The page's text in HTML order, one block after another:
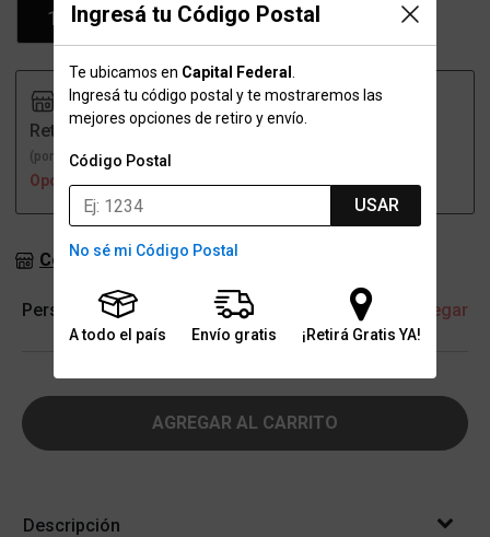
Ingresá tu Código Postal
Te ubicamos en Capital Federal
Ingresá tu código postal y te mostraremos las
mejores opciones de retiro y envío.
Código Postal
USAR
No sé mi Código Postal
A todo el país Envío gratis ¡Retirá Gratis YA!
100
Retiro
(por una sucursal)
Opción no disponible
Envío
Opción no disponible
Consultar stock en sucursales
Personalización + Agregar
AGREGAR AL CARRITO
Descripción